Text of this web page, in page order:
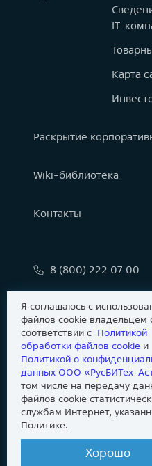
IT-
Карта
Раскрытие
Wiki-библиотека
Контакты
8 (800) 222 07 00
Сообщить
Новости
Dev-
Я соглашаюсь с
файлов cookie владельцем
соответствии с Политикой
обработки файлов сookie и
Политикой о
данных ООО «РусБИТех-
том числе на передачу
файлов cookie
службам Интернет,
Политике.
Хорошо